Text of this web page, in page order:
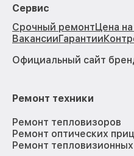
Сервис
Срочный ремонтЦена
ВакансииГарантии
Официальный сайт
Ремонт техники
Ремонт тепловизоров
Ремонт оптических
Ремонт